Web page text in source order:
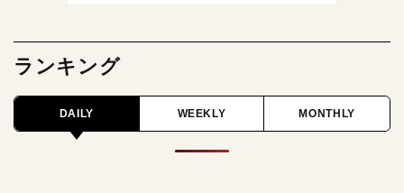
ランキング
DAILY WEEKLY MONTHLY